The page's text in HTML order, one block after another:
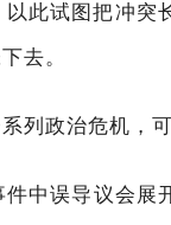
此试图把冲
去。
列政治危机，
中误导议会